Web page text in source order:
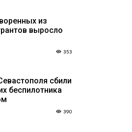
из
выросло
353
сбили
беспилотника
390